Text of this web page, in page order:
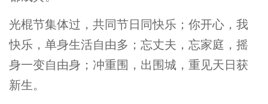
光棍节集体过，共同节日同快乐；你开心，我
快乐，单身生活自由多；忘丈夫，忘家庭，摇
身一变自由身；冲重围，出围城，重见天日获
新生。